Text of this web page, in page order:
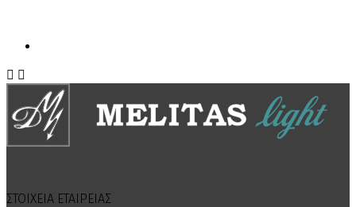
 
ΣΤΟΙΧΕΙΑ ΕΤΑΙΡΕΙΑΣ